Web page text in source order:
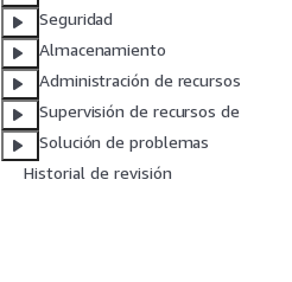
Seguridad
Almacenamiento
Administración de recursos
Supervisión de recursos de
Solución de problemas
Historial de revisión